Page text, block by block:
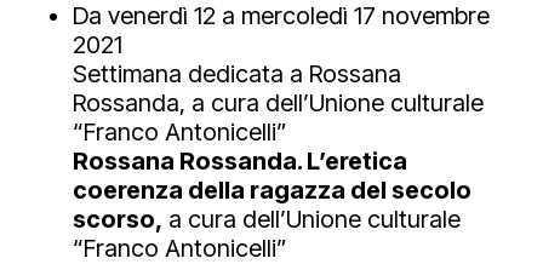
Da venerdì 12 a mercoledì 17 novembre
2021
Settimana dedicata a Rossana
Rossanda, a cura dell’Unione culturale
“Franco Antonicelli”
Rossana Rossanda. L’eretica
coerenza della ragazza del secolo
scorso, a cura dell’Unione culturale
“Franco Antonicelli”